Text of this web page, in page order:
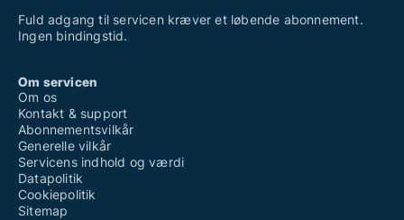
Fuld adgang til servicen kræver et løbende abonnement.
Ingen bindingstid.
Om servicen
Om os
Kontakt & support
Abonnementsvilkår
Generelle vilkår
Servicens indhold og værdi
Datapolitik
Cookiepolitik
Sitemap